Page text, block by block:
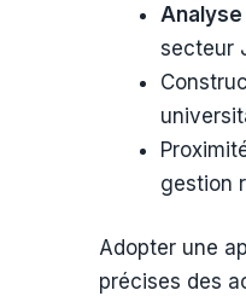
secteur
gestion
Adopter une
précises des